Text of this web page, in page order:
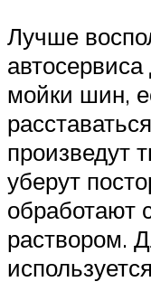
Лучше
мойки шин,
произведут
уберут
обработают
раствором.